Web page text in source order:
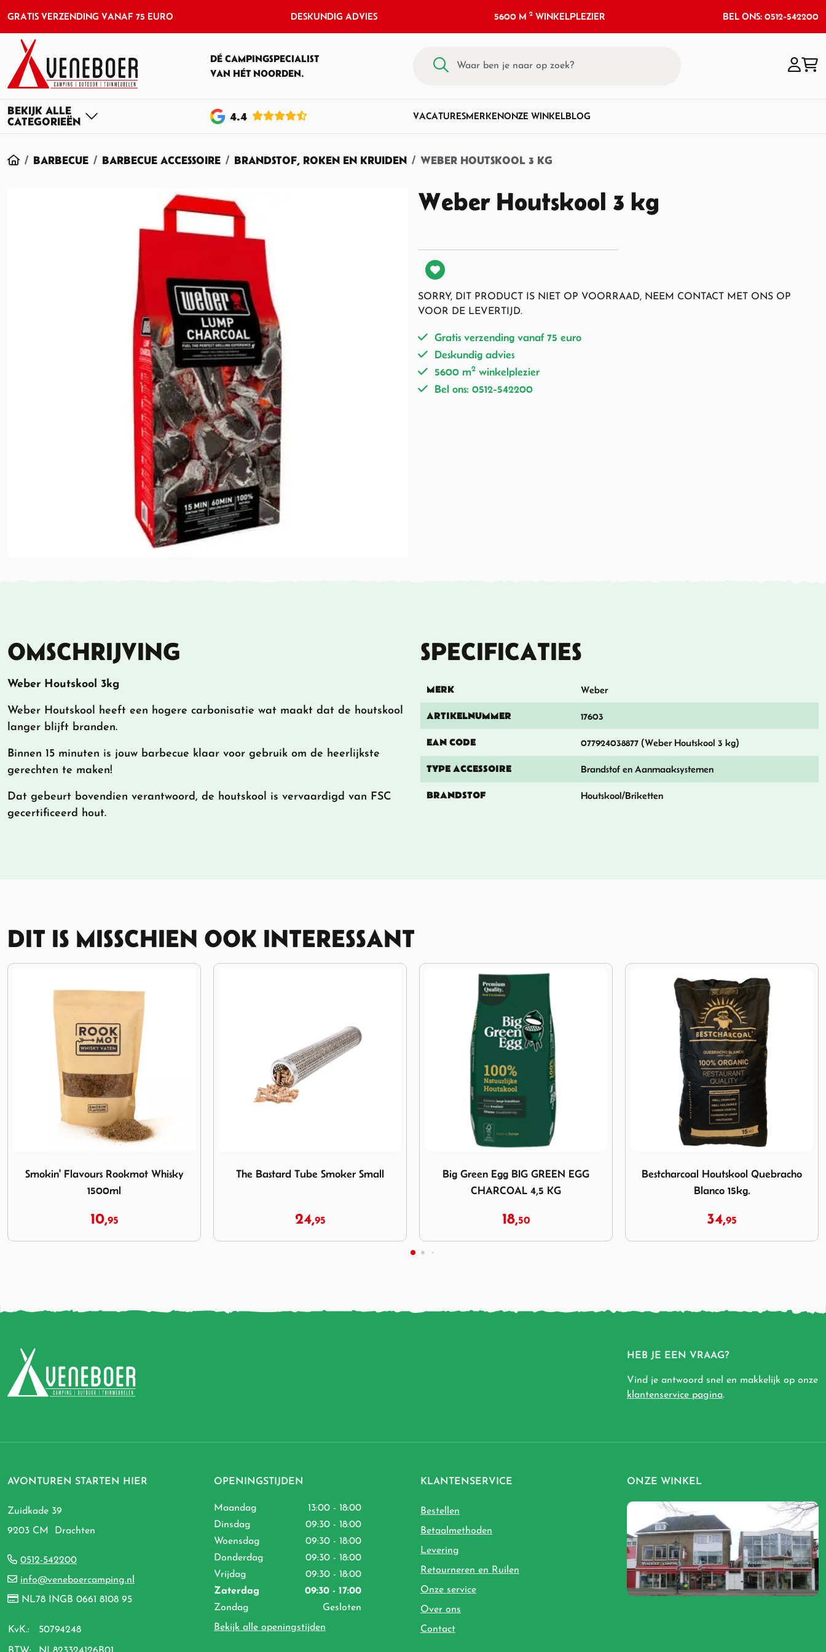
GRATIS VERZENDING VANAF 75 EURO DESKUNDIG ADVIES 5600 M2 WINKELPLEZIER BEL ONS: 0512-542200
DÉ CAMPINGSPECIALIST
VAN HÉT NOORDEN.
4.4 VACATURESMERKENONZE WINKELBLOG
HOMEBARBECUE BARBECUE ACCESSOIRE BRANDSTOF, ROKEN EN KRUIDEN WEBER HOUTSKOOL 3 KG
Weber Houtskool 3 kg
SORRY, DIT PRODUCT IS NIET OP VOORRAAD, NEEM CONTACT MET ONS OP
VOOR DE LEVERTIJD.
Gratis verzending vanaf 75 euro
Deskundig advies
5600 m2 winkelplezier
Bel ons: 0512-542200
OMSCHRIJVING
Weber Houtskool 3kg
Weber Houtskool heeft een hogere carbonisatie wat maakt dat de houtskool
langer blijft branden.
Binnen 15 minuten is jouw barbecue klaar voor gebruik om de heerlijkste
gerechten te maken!
Dat gebeurt bovendien verantwoord, de houtskool is vervaardigd van FSC
gecertificeerd hout.
SPECIFICATIES
MERK Weber
ARTIKELNUMMER 17603
EAN CODE 077924038877 (Weber Houtskool 3 kg)
TYPE ACCESSOIRE Brandstof en Aanmaaksystemen
BRANDSTOF Houtskool/Briketten
DIT IS MISSCHIEN OOK INTERESSANT
The Bastard Tube Smoker Small
24,95
Big Green Egg BIG GREEN EGG
18,50
Bestcharcoal Houtskool Quebracho
Blanco 15kg.
34,95
Weber Beech Smoking Dust
5,95
HEB JE EEN VRAAG?
Vind je antwoord snel en makkelijk op onze
klantenservice pagina.
AVONTUREN STARTEN HIER
Zuidkade 39
9203 CM Drachten
0512-542200
info@veneboercamping.nl
NL78 INGB 0661 8108 95
KvK.: 50794248
OPENINGSTIJDEN
Maandag
13:00 - 18:00
Dinsdag
09:30 - 18:00
Woensdag
09:30 - 18:00
Donderdag
09:30 - 18:00
Vrijdag
09:30 - 18:00
Zaterdag
09:30 - 17:00
Zondag
Gesloten
Bekijk alle openingstijden
KLANTENSERVICE
Bestellen
Betaalmethoden
Levering
Retourneren en Ruilen
Onze service
Over ons
Contact
ONZE WINKEL